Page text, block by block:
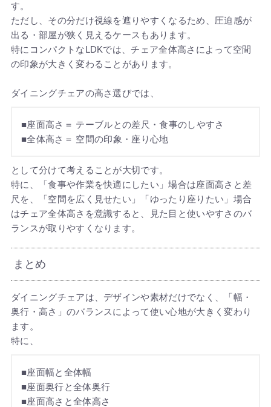
す。
ただし、その分だけ視線を遮りやすくなるため、圧迫感が
出る・部屋が狭く見えるケースもあります。
特にコンパクトなLDKでは、チェア全体高さによって空間
の印象が大きく変わることがあります。
ダイニングチェアの高さ選びでは、
■座面高さ＝ テーブルとの差尺・食事のしやすさ
■全体高さ＝ 空間の印象・座り心地
として分けて考えることが大切です。
特に、「食事や作業を快適にしたい」場合は座面高さと差
尺を、「空間を広く見せたい」「ゆったり座りたい」場合
はチェア全体高さを意識すると、見た目と使いやすさのバ
ランスが取りやすくなります。
まとめ
ダイニングチェアは、デザインや素材だけでなく、「幅・
奥行・高さ」のバランスによって使い心地が大きく変わり
ます。
特に、
■座面幅と全体幅
■座面奥行と全体奥行
■座面高さと全体高さ